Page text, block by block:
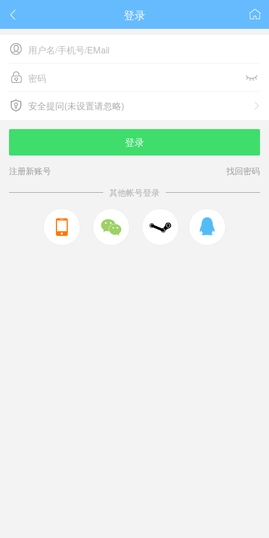
 
登录

 
 
安全提问(未设置请忽略)
安全提问(未设置请忽略)
登录
注册新账号
找回密码
其他帐号登录
  